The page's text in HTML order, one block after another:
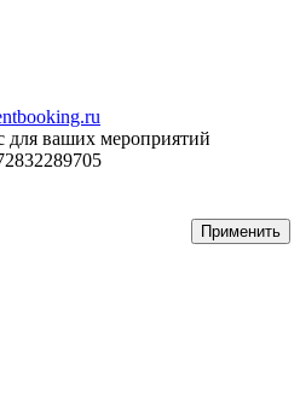
для ваших мероприятий
Применить